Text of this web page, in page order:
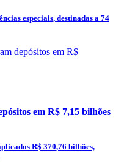
especiais, destinadas a 74
em R$ 7,15 bilhões
R$ 370,76 bilhões,